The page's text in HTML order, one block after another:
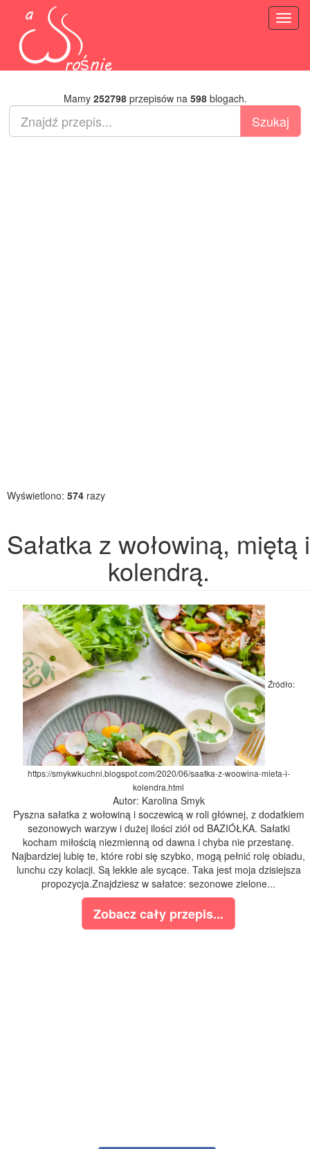
Mamy 252798przepisów na 598blogach.
Wyświetlono: 574 razy
Sałatka z wołowiną, miętą i
kolendrą.
Źródło:
https://smykwkuchni.blogspot.com/2020/06/saatka-z-woowina-mieta-i-
kolendra.html
Autor: Karolina Smyk
Pyszna sałatka z wołowiną i soczewicą w roli głównej, z dodatkiem
sezonowych warzyw i dużej ilości ziół od BAZIÓŁKA. Sałatki
kocham miłością niezmienną od dawna i chyba nie przestanę.
Najbardziej lubię te, które robi się szybko, mogą pełnić rolę obiadu,
lunchu czy kolacji. Są lekkie ale sycące. Taka jest moja dzisiejsza
propozycja.Znajdziesz w sałatce: sezonowe zielone...
Zobacz cały przepis...